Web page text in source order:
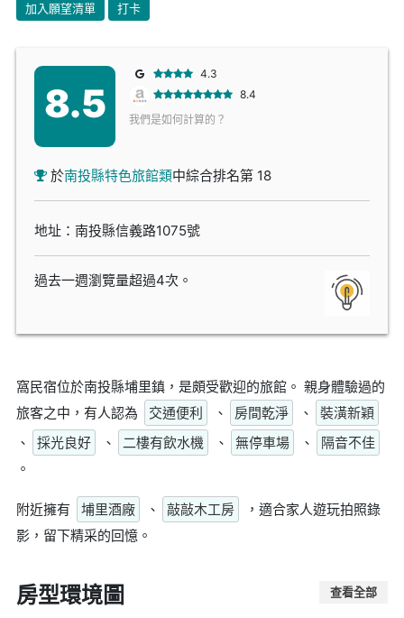
加入願望清單 打卡
8.5
4.3
8.4
我們是如何計算的？
於南投縣特色旅館類中綜合排名第 18
地址：南投縣信義路1075號
過去一週瀏覽量超過4次。
窩民宿位於南投縣埔里鎮，是頗受歡迎的旅館。 親身體驗過的
旅客之中，有人認為
交通便利 、 房間乾淨 、
裝潢新穎
、
採光良好 、 二樓有飲水機 、 無停車場 、
隔音不佳
。
附近擁有 埔里酒廠 、 敲敲木工房
，適合家人遊玩拍照錄
影，留下精采的回憶。
房型環境圖 查看全部